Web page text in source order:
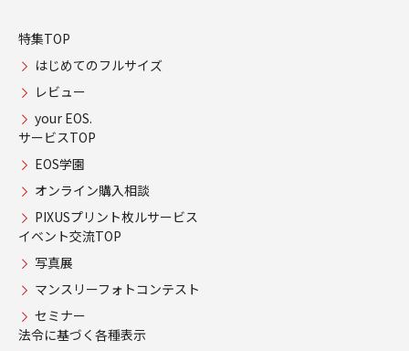
特集TOP
はじめてのフルサイズ
レビュー
your EOS.
サービスTOP
EOS学園
オンライン購入相談
PIXUSプリント枚ルサービス
イベント交流TOP
写真展
マンスリーフォトコンテスト
セミナー
法令に基づく各種表示